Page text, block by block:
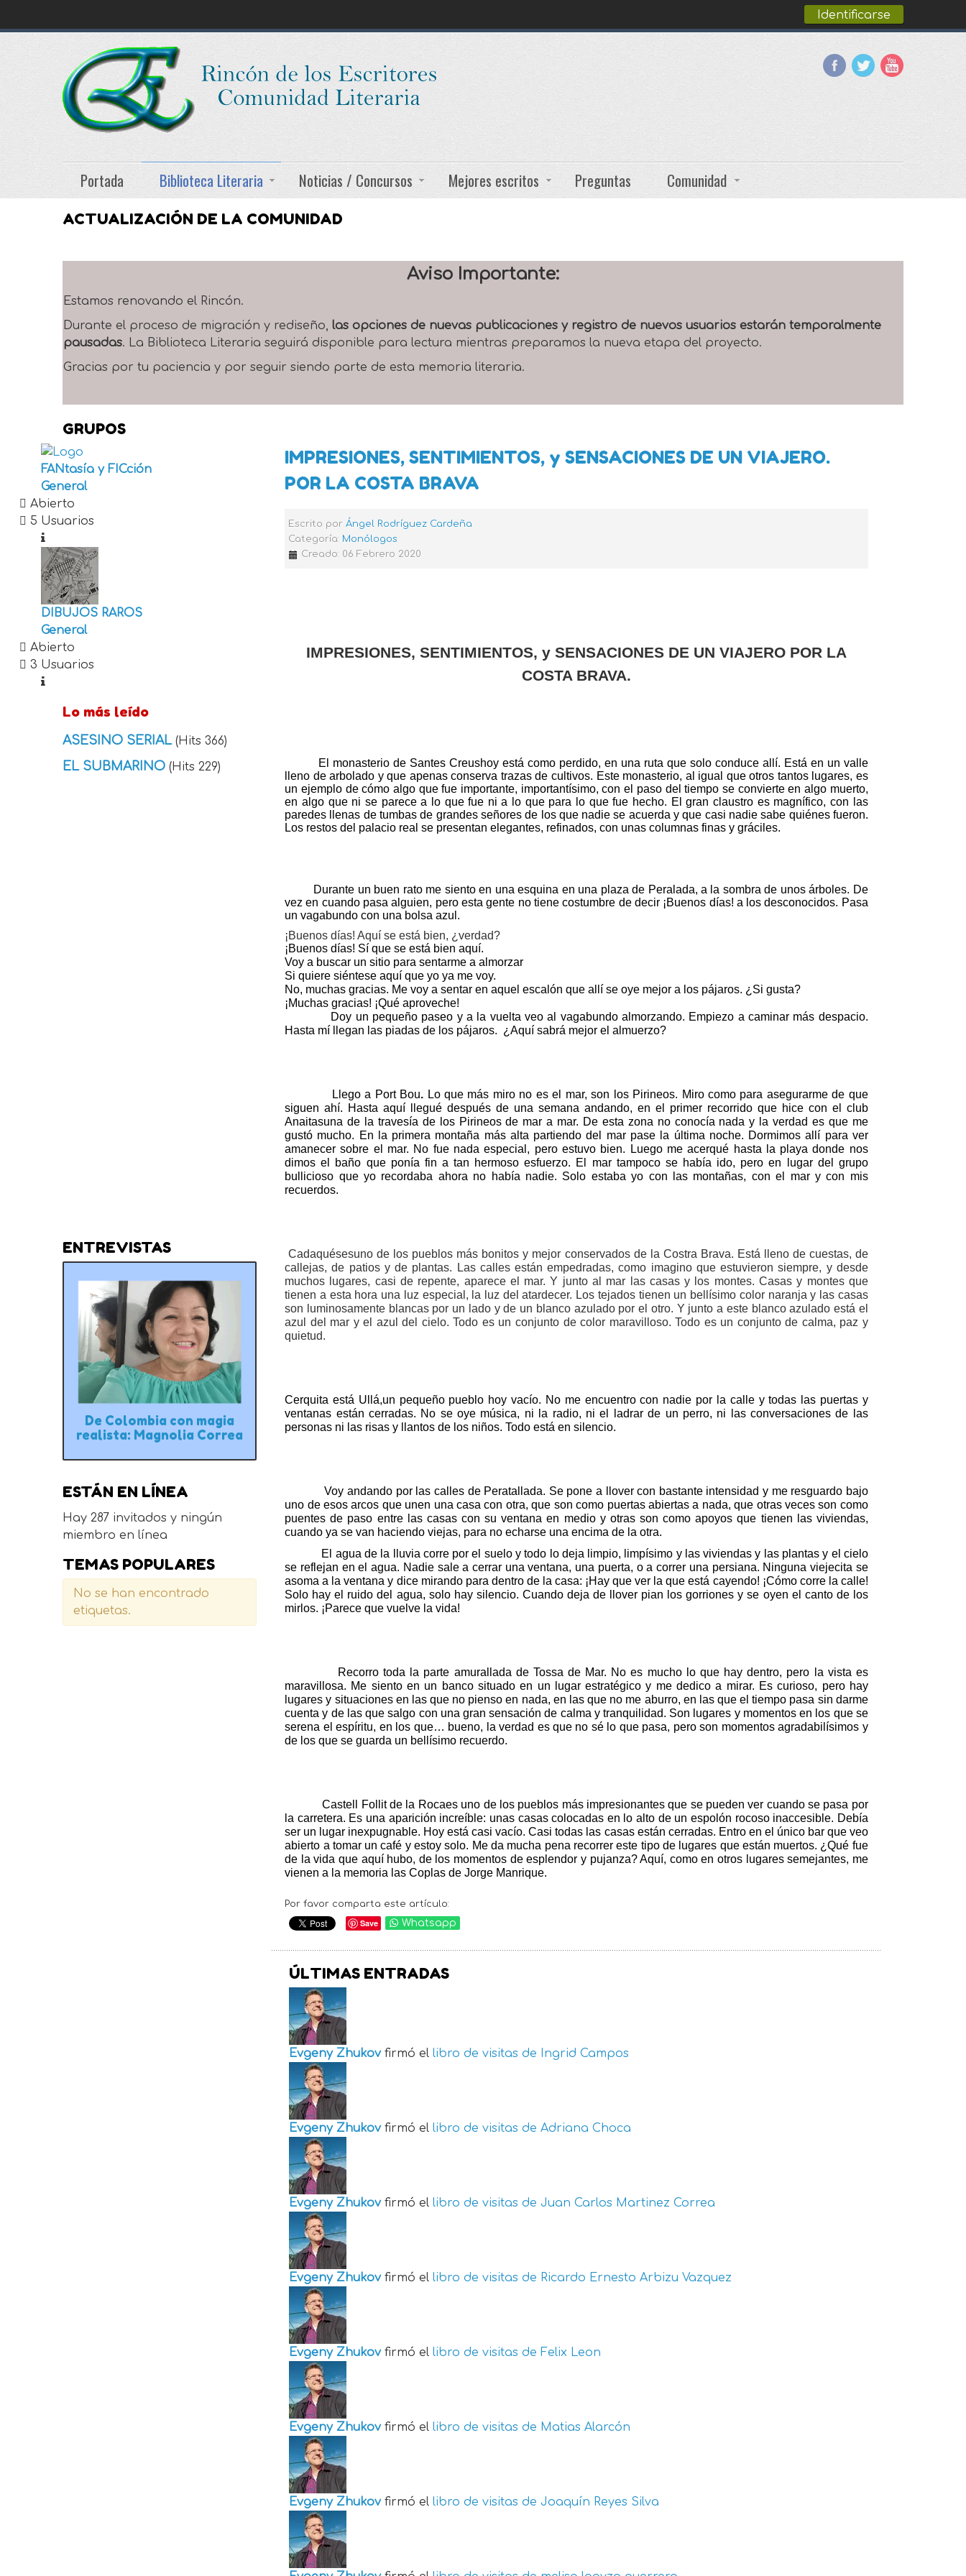
Identificarse
Portada Biblioteca Literaria Noticias / Concursos Mejores escritos Preguntas Comunidad
ACTUALIZACIÓN DE LA COMUNIDAD
Aviso Importante:
Estamos renovando el Rincón.
Durante el proceso de migración y rediseño, las opciones de nuevas publicaciones y registro de nuevos usuarios estarán temporalmente
pausadas. La Biblioteca Literaria seguirá disponible para lectura mientras preparamos la nueva etapa del proyecto.
Gracias por tu paciencia y por seguir siendo parte de esta memoria literaria.
IMPRESIONES, SENTIMIENTOS, y SENSACIONES DE UN VIAJERO.
POR LA COSTA BRAVA
Escrito porÁngel Rodríguez Cardeña
Categoría: Monólogos
Creado: 06 Febrero 2020
IMPRESIONES, SENTIMIENTOS, y SENSACIONES DE UN VIAJERO POR LA
COSTA BRAVA.
El monasterio de Santes Creushoy está como perdido, en una ruta que solo conduce allí. Está en un valle
lleno de arbolado y que apenas conserva trazas de cultivos. Este monasterio, al igual que otros tantos lugares, es
un ejemplo de cómo algo que fue importante, importantísimo, con el paso del tiempo se convierte en algo muerto,
en algo que ni se parece a lo que fue ni a lo que para lo que fue hecho. El gran claustro es magnífico, con las
paredes llenas de tumbas de grandes señores de los que nadie se acuerda y que casi nadie sabe quiénes fueron.
Los restos del palacio real se presentan elegantes, refinados, con unas columnas finas y gráciles.
Durante un buen rato me siento en una esquina en una plaza de Peralada, a la sombra de unos árboles. De
vez en cuando pasa alguien, pero esta gente no tiene costumbre de decir ¡Buenos días! a los desconocidos. Pasa
un vagabundo con una bolsa azul.
¡Buenos días! Aquí se está bien, ¿verdad?
¡Buenos días! Sí que se está bien aquí.
Voy a buscar un sitio para sentarme a almorzar
Si quiere siéntese aquí que yo ya me voy.
No, muchas gracias. Me voy a sentar en aquel escalón que allí se oye mejor a los pájaros. ¿Si gusta?
¡Muchas gracias! ¡Qué aproveche!
Doy un pequeño paseo y a la vuelta veo al vagabundo almorzando. Empiezo a caminar más despacio.
Hasta mí llegan las piadas de los pájaros. ¿Aquí sabrá mejor el almuerzo?
Llego a Port Bou. Lo que más miro no es el mar, son los Pirineos. Miro como para asegurarme de que
siguen ahí. Hasta aquí llegué después de una semana andando, en el primer recorrido que hice con el club
Anaitasuna de la travesía de los Pirineos de mar a mar. De esta zona no conocía nada y la verdad es que me
gustó mucho. En la primera montaña más alta partiendo del mar pase la última noche. Dormimos allí para ver
amanecer sobre el mar. No fue nada especial, pero estuvo bien. Luego me acerqué hasta la playa donde nos
dimos el baño que ponía fin a tan hermoso esfuerzo. El mar tampoco se había ido, pero en lugar del grupo
bullicioso que yo recordaba ahora no había nadie. Solo estaba yo con las montañas, con el mar y con mis
recuerdos.
Cadaquésesuno de los pueblos más bonitos y mejor conservados de la Costra Brava. Está lleno de cuestas, de
callejas, de patios y de plantas. Las calles están empedradas, como imagino que estuvieron siempre, y desde
muchos lugares, casi de repente, aparece el mar. Y junto al mar las casas y los montes. Casas y montes que
tienen a esta hora una luz especial, la luz del atardecer. Los tejados tienen un bellísimo color naranja y las casas
son luminosamente blancas por un lado y de un blanco azulado por el otro. Y junto a este blanco azulado está el
azul del mar y el azul del cielo. Todo es un conjunto de color maravilloso. Todo es un conjunto de calma, paz y
quietud.
Cerquita está Ullá,un pequeño pueblo hoy vacío. No me encuentro con nadie por la calle y todas las puertas y
ventanas están cerradas. No se oye música, ni la radio, ni el ladrar de un perro, ni las conversaciones de las
personas ni las risas y llantos de los niños. Todo está en silencio.
Voy andando por las calles de Peratallada. Se pone a llover con bastante intensidad y me resguardo bajo
uno de esos arcos que unen una casa con otra, que son como puertas abiertas a nada, que otras veces son como
puentes de paso entre las casas con su ventana en medio y otras son como apoyos que tienen las viviendas,
cuando ya se van haciendo viejas, para no echarse una encima de la otra.
El agua de la lluvia corre por el suelo y todo lo deja limpio, limpísimo y las viviendas y las plantas y el cielo
se reflejan en el agua. Nadie sale a cerrar una ventana, una puerta, o a correr una persiana. Ninguna viejecita se
asoma a la ventana y dice mirando para dentro de la casa: ¡Hay que ver la que está cayendo! ¡Cómo corre la calle!
Solo hay el ruido del agua, solo hay silencio. Cuando deja de llover pian los gorriones y se oyen el canto de los
mirlos. ¡Parece que vuelve la vida!
Recorro toda la parte amurallada de Tossa de Mar. No es mucho lo que hay dentro, pero la vista es
maravillosa. Me siento en un banco situado en un lugar estratégico y me dedico a mirar. Es curioso, pero hay
lugares y situaciones en las que no pienso en nada, en las que no me aburro, en las que el tiempo pasa sin darme
cuenta y de las que salgo con una gran sensación de calma y tranquilidad. Son lugares y momentos en los que se
serena el espíritu, en los que… bueno, la verdad es que no sé lo que pasa, pero son momentos agradabilísimos y
de los que se guarda un bellísimo recuerdo.
Castell Follit de la Rocaes uno de los pueblos más impresionantes que se pueden ver cuando se pasa por
la carretera. Es una aparición increíble: unas casas colocadas en lo alto de un espolón rocoso inaccesible. Debía
ser un lugar inexpugnable. Hoy está casi vacío. Casi todas las casas están cerradas. Entro en el único bar que veo
abierto a tomar un café y estoy solo. Me da mucha pena recorrer este tipo de lugares que están muertos. ¿Qué fue
de la vida que aquí hubo, de los momentos de esplendor y pujanza? Aquí, como en otros lugares semejantes, me
vienen a la memoria las Coplas de Jorge Manrique.
Por favor comparta este artículo:
Save Whatsapp
ÚLTIMAS ENTRADAS
Evgeny Zhukov firmó el libro de visitas de Ingrid Campos
Evgeny Zhukov firmó el libro de visitas de Adriana Choca
Evgeny Zhukov firmó el libro de visitas de Juan Carlos Martinez Correa
Evgeny Zhukov firmó el libro de visitas de Ricardo Ernesto Arbizu Vazquez
Evgeny Zhukov firmó el libro de visitas de Felix Leon
Evgeny Zhukov firmó el libro de visitas de Matias Alarcón
Evgeny Zhukov firmó el libro de visitas de Joaquín Reyes Silva
GRUPOS
FANtasía y FICción
General
Abierto
5 Usuarios
DIBUJOS RAROS
General
Abierto
3 Usuarios
Lo más leído
ASESINO SERIAL (Hits 366)
EL SUBMARINO (Hits 229)
ENTREVISTAS
De Colombia con magia
realista: Magnolia Correa
ESTÁN EN LÍNEA
Hay 287 invitados y ningún
miembro en línea
TEMAS POPULARES
No se han encontrado
etiquetas.